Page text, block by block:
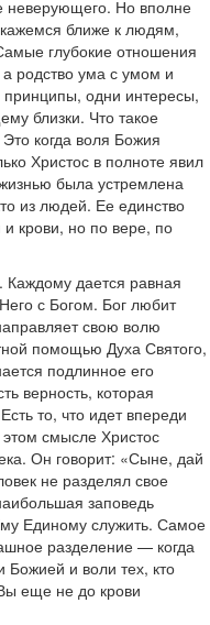
неверующего. Но вполне
ближе к людям,
глубокие отношения
родство ума с умом и
одни интересы,
близки. Что такое
когда воля Божия
Христос в полноте явил
была устремлена
из людей. Ее единство
крови, но по вере, по
дается равная
с Богом. Бог любит
свою волю
помощью Духа Святого,
подлинное его
верность, которая
то, что идет впереди
смысле Христос
Он говорит: «Сыне, дай
не разделял свое
заповедь
Единому служить. Самое
разделение — когда
Божией и воли тех, кто
еще не до крови